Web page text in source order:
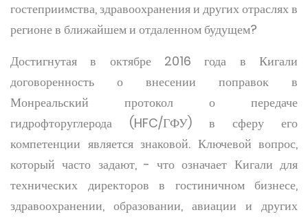
гостеприимства, здравоохранения и других отраслях в
регионе в ближайшем и отдаленном будущем?
Достигнутая в октябре 2016 года в Кигали
договоренность о внесении поправок в
Монреальский протокол о передаче
гидрофторуглерода (HFC/ГФУ) в сферу его
компетенции является знаковой. Ключевой вопрос,
который часто задают, - что означает Кигали для
технических директоров в гостиничном бизнесе,
здравоохранении, образовании, авиации и других